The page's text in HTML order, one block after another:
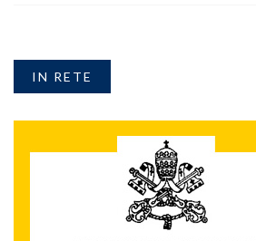
IN RETE